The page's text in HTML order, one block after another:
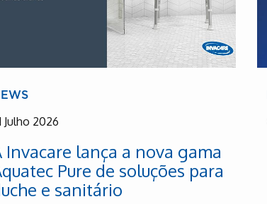
Julho 2026
Invacare lança a nova gama
Pure de soluções para
e sanitário